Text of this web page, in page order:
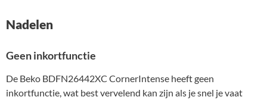
Nadelen
Geen inkortfunctie
De Beko BDFN26442XC CornerIntense heeft geen
inkortfunctie, wat best vervelend kan zijn als je snel je vaat